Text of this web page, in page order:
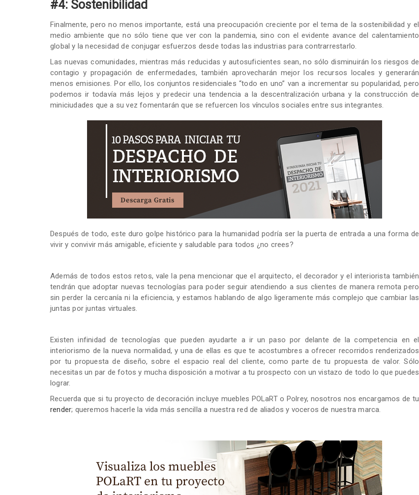
#4: Sostenibilidad
Finalmente, pero no menos importante, está una preocupación creciente por el tema de la sostenibilidad y el
medio ambiente que no sólo tiene que ver con la pandemia, sino con el evidente avance del calentamiento
global y la necesidad de conjugar esfuerzos desde todas las industrias para contrarrestarlo.
Las nuevas comunidades, mientras más reducidas y autosuficientes sean, no sólo disminuirán los riesgos de
contagio y propagación de enfermedades, también aprovecharán mejor los recursos locales y generarán
menos emisiones. Por ello, los conjuntos residenciales “todo en uno” van a incrementar su popularidad, pero
podemos ir todavía más lejos y predecir una tendencia a la descentralización urbana y la construcción de
miniciudades que a su vez fomentarán que se refuercen los vínculos sociales entre sus integrantes.
Después de todo, este duro golpe histórico para la humanidad podría ser la puerta de entrada a una forma de
vivir y convivir más amigable, eficiente y saludable para todos ¿no crees?
Además de todos estos retos, vale la pena mencionar que el arquitecto, el decorador y el interiorista también
tendrán que adoptar nuevas tecnologías para poder seguir atendiendo a sus clientes de manera remota pero
sin perder la cercanía ni la eficiencia, y estamos hablando de algo ligeramente más complejo que cambiar las
juntas por juntas virtuales.
Existen infinidad de tecnologías que pueden ayudarte a ir un paso por delante de la competencia en el
interiorismo de la nueva normalidad, y una de ellas es que te acostumbres a ofrecer recorridos renderizados
por tu propuesta de diseño, sobre el espacio real del cliente, como parte de tu propuesta de valor. Sólo
necesitas un par de fotos y mucha disposición a motivar a tu prospecto con un vistazo de todo lo que puedes
lograr.
Recuerda que si tu proyecto de decoración incluye muebles POLaRT o Polrey, nosotros nos encargamos de tu
render; queremos hacerle la vida más sencilla a nuestra red de aliados y voceros de nuestra marca.